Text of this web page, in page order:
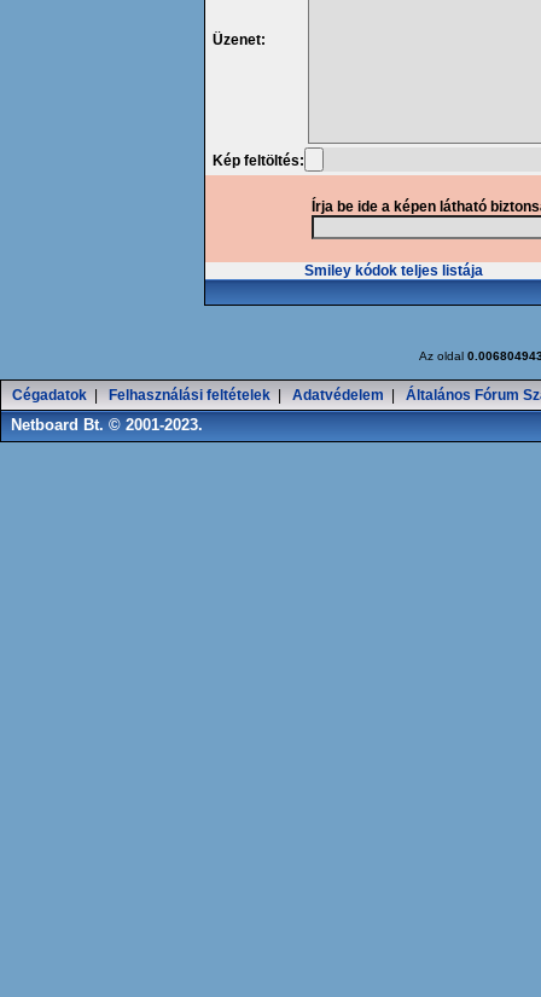
Üzenet:
Kép feltöltés:
Írja be ide a képen látható
Smiley kódok teljes listája
Az oldal
Cégadatok Felhasználási feltételek Adatvédelem Általános Fórum
Netboard Bt. © 2001-2023.